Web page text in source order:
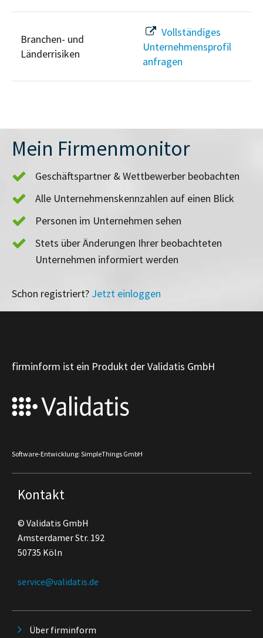
Branchen- und
Länderrisiken
Vollständiges
Unternehmensprofil
anfragen
Mein Firmenmonitor
Geschäftspartner & Wettbewerber beobachten
Alle Unternehmenskennzahlen auf einen Blick
Personen im Unternehmen sehen
Stets über Änderungen Ihrer beobachteten
Unternehmen informiert werden
Schon registriert? Jetzt einloggen
firminform ist ein Produkt der Validatis GmbH
Software-Entwicklung: SimpleThings GmbH
Kontakt
© Validatis GmbH
Amsterdamer Str. 192
50735 Köln
service@validatis.de
Über firminform